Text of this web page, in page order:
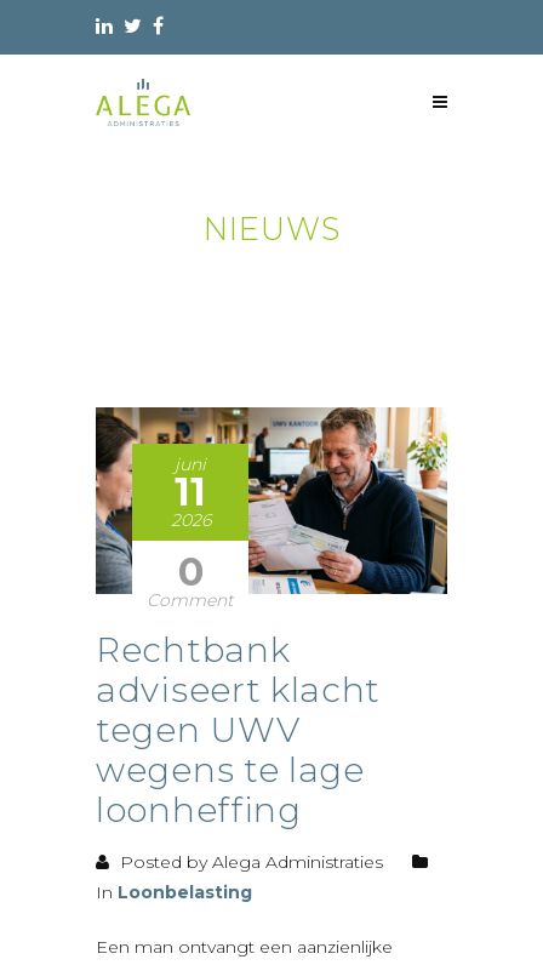
NIEUWS
juni
11
2026
0
Comment
Rechtbank
adviseert klacht
tegen UWV
wegens te lage
loonheffing
Posted by Alega Administraties
In Loonbelasting
Een man ontvangt een aanzienlijke